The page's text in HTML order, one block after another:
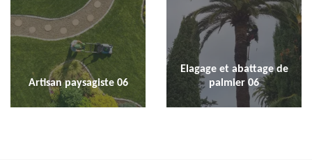
Artisan paysagiste 06
Elagage et abattage de
palmier 06